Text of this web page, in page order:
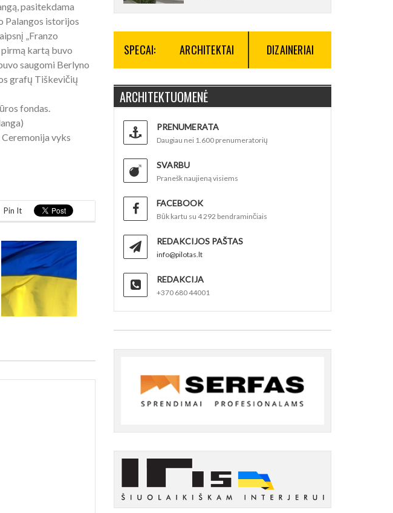
pasitekdama
Palangos istorijos
„Franzo
pirmą kartą buvo
saugomi Berlyno
grafų Tiškevičių
fondas.
vyks
Pin It
SPECAI: ARCHITEKTAI DIZAINERIAI
ARCHITEKTUOMENĖ
PRENUMERATA
Daugiau nei 1.600 prenumeratorių
SVARBU
Pranešk naujieną visiems
FACEBOOK
Būk kartu su 4 292 bendraminčiais
REDAKCIJOS PAŠTAS
info@pilotas.lt
REDAKCIJA
+370 680 44001